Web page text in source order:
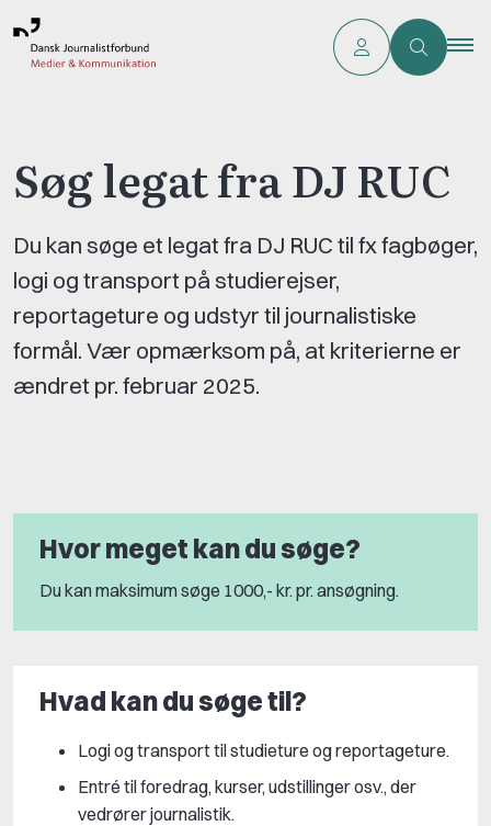
Søg legat fra DJ RUC
Du kan søge et legat fra DJ RUC til fx fagbøger,
logi og transport på studierejser,
reportageture og udstyr til journalistiske
formål. Vær opmærksom på, at kriterierne er
ændret pr. februar 2025.
Hvor meget kan du søge?
Du kan maksimum søge 1000,- kr. pr. ansøgning.
Hvad kan du søge til?
Logi og transport til studieture og reportageture.
Entré til foredrag, kurser, udstillinger osv., der
vedrører journalistik.